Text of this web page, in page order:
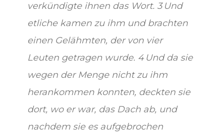
verkündigte ihnen das Wort. 3 Und
etliche kamen zu ihm und brachten
einen Gelähmten, der von vier
Leuten getragen wurde. 4 Und da sie
wegen der Menge nicht zu ihm
herankommen konnten, deckten sie
dort, wo er war, das Dach ab, und
nachdem sie es aufgebrochen